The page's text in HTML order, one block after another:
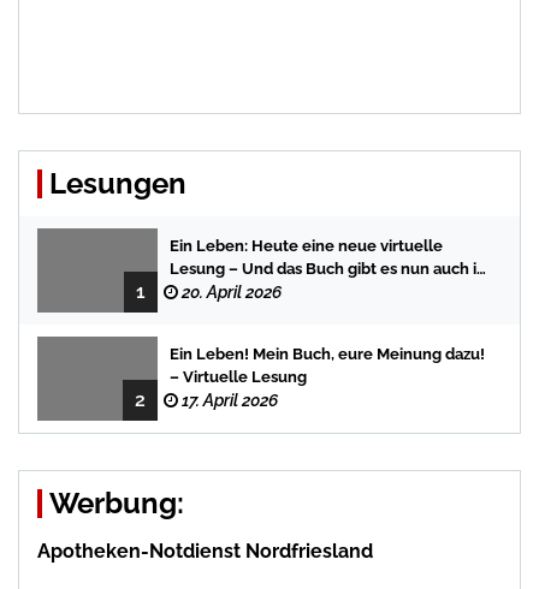
Lesungen
1
Ein Leben: Heute eine neue virtuelle
Lesung – Und das Buch gibt es nun auch in
der Bredstedter Stadtbuchhandlung
20. April 2026
2
Ein Leben! Mein Buch, eure Meinung dazu!
– Virtuelle Lesung
17. April 2026
Werbung:
Apotheken-Notdienst Nordfriesland